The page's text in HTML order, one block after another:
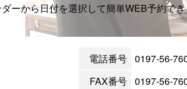
ーから日付を選択して簡単WEB予約でき
電話番号 0197-56-
FAX番号 0197-56-